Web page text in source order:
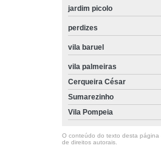
jardim picolo
perdizes
vila baruel
vila palmeiras
Cerqueira César
Sumarezinho
Vila Pompeia
O conteúdo do texto desta página
de direitos autorais